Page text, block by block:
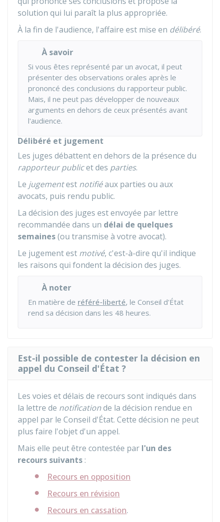
solution qui lui paraît la plus appropriée.
À la fin de l'audience, l'affaire est mise en délibéré.
À savoir
Si vous êtes représenté par un avocat, il peut
présenter des observations orales après le
prononcé des conclusions du rapporteur public.
Mais, il ne peut pas développer de nouveaux
arguments en dehors de ceux présentés avant
l'audience.
Délibéré et jugement
Les juges débattent en dehors de la présence du
rapporteur publicet des parties.
Le jugementest notifiéaux parties ou aux
avocats, puis rendu public.
La décision des juges est envoyée par lettre
recommandée dans un délai de quelques
semaines(ou transmise à votre avocat).
Le jugement est motivé, c'est-à-dire qu'il indique
les raisons qui fondent la décision des juges.
À noter
En matière de référé-liberté, le Conseil d'État
rend sa décision dans les 48 heures.
Est-il possible de contester la décision en
appel du Conseil d'État ?
Les voies et délais de recours sont indiqués dans
la lettre de notificationde la décision rendue en
appel par le Conseil d'État. Cette décision ne peut
plus faire l'objet d'un appel.
Mais elle peut être contestée par l'un des
recours suivants :
Recours en opposition
Recours en révision
Recours en cassation.